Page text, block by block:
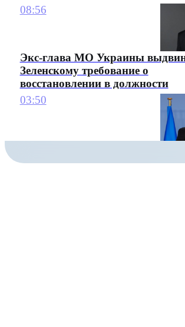
08:56
Экс-глава МО Украины
Зеленскому требование о
восстановлении в должности
03:50